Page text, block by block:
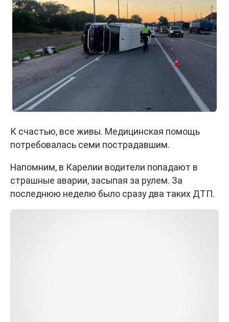
К счастью, все живы. Медицинская помощь
потребовалась семи пострадавшим.
Напомним, в Карелии водители попадают в
страшные аварии, засыпая за рулем. За
последнюю неделю было сразу два таких ДТП.